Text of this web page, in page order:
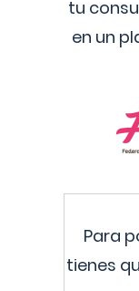
tu
en un
Para
tienes